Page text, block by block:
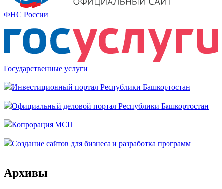
ФНС России
Государственные услуги
Инвестиционный портал Республики Башкортостан
Официальный деловой портал Республики Башкортостан
Копрорация МСП
Создание сайтов для бизнеса и разработка программ
Архивы